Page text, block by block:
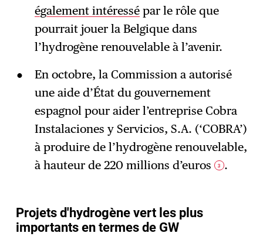
également intéressépar le rôle que
pourrait jouer la Belgique dans
l’hydrogène renouvelable à l’avenir.
En octobre, la Commission a autorisé
une aide d’État du gouvernement
espagnol pour aider l’entreprise Cobra
Instalaciones y Servicios, S.A. (‘COBRA’)
à produire de l’hydrogène renouvelable,
à hauteur de 220 millions d’euros
3 .